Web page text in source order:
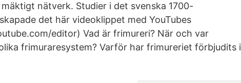
nätverk. Studier i det svenska 1700-
det här videoklippet med YouTubes
editor) Vad är frimureri? När och var
frimuraresystem? Varför har frimureriet förbjudits i